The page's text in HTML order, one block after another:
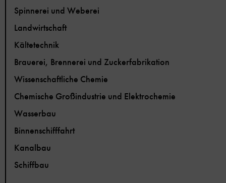
Spinnerei und Weberei
Landwirtschaft
Kältetechnik
Brauerei, Brennerei und Zuckerfabrikation
Wissenschaftliche Chemie
Chemische Großindustrie und Elektrochemie
Wasserbau
Binnenschifffahrt
Kanalbau
Schiffbau